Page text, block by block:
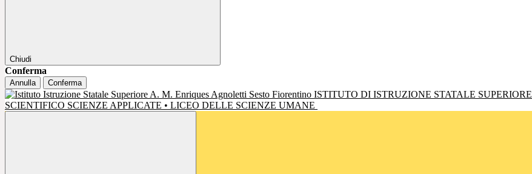
Chiudi
Conferma
Annulla Conferma
ISTITUTO DI ISTRUZIONE STATALE SUPERIORE
SCIENTIFICO SCIENZE APPLICATE • LICEO DELLE SCIENZE UMANE